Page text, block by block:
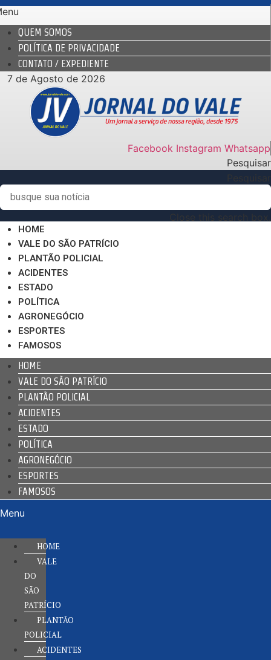
Ir
para
conteúdo
QUEM SOMOS
POLÍTICA DE PRIVACIDADE
CONTATO / EXPEDIENTE
7 de Agosto de 2026
Facebook Instagram Whatsapp
Pesquisar
Pesquisar
Close this search box.
HOME
VALE DO SÃO PATRÍCIO
PLANTÃO POLICIAL
ACIDENTES
ESTADO
POLÍTICA
AGRONEGÓCIO
ESPORTES
FAMOSOS
HOME
VALE DO SÃO PATRÍCIO
PLANTÃO POLICIAL
ACIDENTES
ESTADO
POLÍTICA
AGRONEGÓCIO
ESPORTES
FAMOSOS
Menu
HOME
VALE
DO
SÃO
PATRÍCIO
PLANTÃO
POLICIAL
ACIDENTES